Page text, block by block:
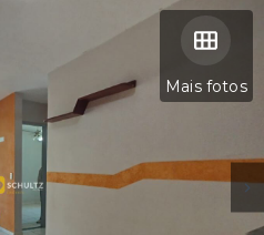
Mais fotos